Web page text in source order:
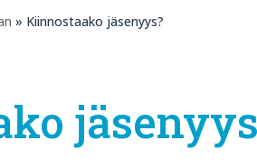
» Kiinnostaako jäsenyys?